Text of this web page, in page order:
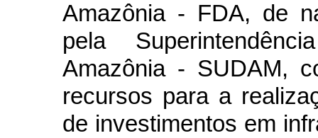
Amazônia - FDA, de
pela
Amazônia - SUDAM,
recursos para a
de investimentos em